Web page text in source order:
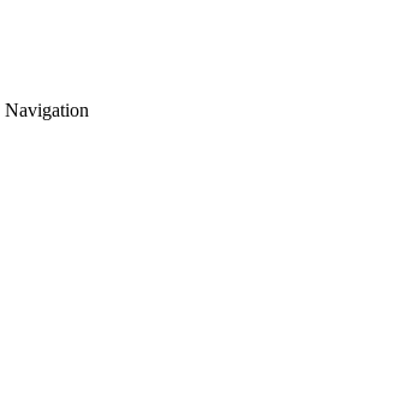
Navigation